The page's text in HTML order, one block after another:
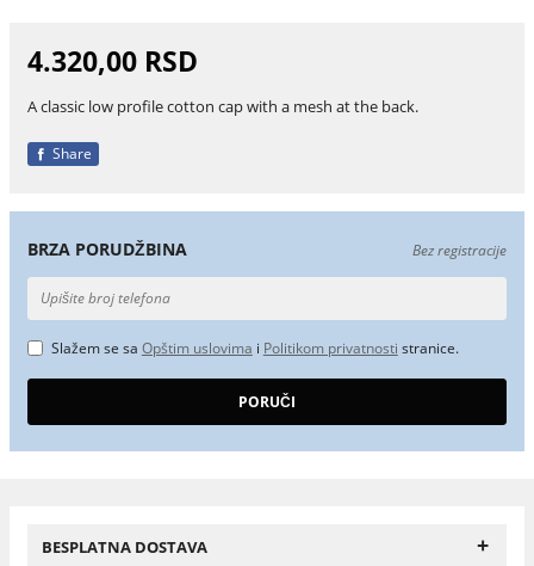
4.320,00 RSD
A classic low profile cotton cap with a mesh at the back.
Share
BRZA PORUDŽBINA Bez registracije
Slažem se sa Opštim uslovima i Politikom privatnosti stranice.
BESPLATNA DOSTAVA +